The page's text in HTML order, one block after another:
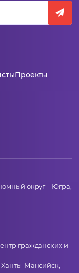
Проекты
округ – Югра,
гражданских и
Ханты-Мансийск,